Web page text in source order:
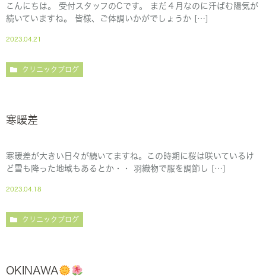
こんにちは。 受付スタッフのCです。 まだ４月なのに汗ばむ陽気が
続いていますね。 皆様、ご体調いかがでしょうか […]
2023.04.21
クリニックブログ
寒暖差
寒暖差が大きい日々が続いてますね。この時期に桜は咲いているけ
ど雪も降った地域もあるとか・・ 羽織物で服を調節し […]
2023.04.18
クリニックブログ
OKINAWA